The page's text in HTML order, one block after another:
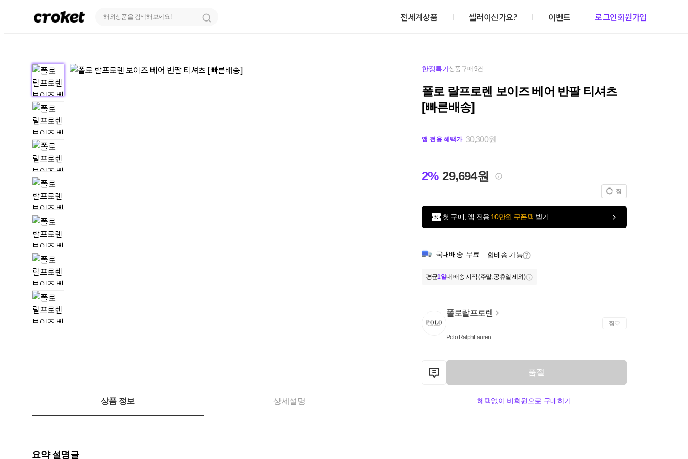
전세계상품 셀러이신가요? 이벤트 로그인회원가입
한정특가상품 구매 9건
폴로 랄프로렌 보이즈 베어 반팔 티셔츠
[빠른배송️]
앱 전용 혜택가 30,300원
2% 29,694원
찜
첫 구매, 앱 전용 10만원 쿠폰팩 받기
국내배송 무료 합배송 가능
평균1일내 배송 시작 (주말, 공휴일 제외)
폴로랄프로렌
Polo RalphLauren
찜
품절
혜택없이 비회원으로 구매하기
상품 정보 상세설명
요약 설명글